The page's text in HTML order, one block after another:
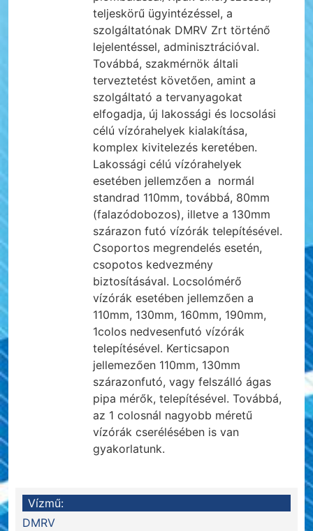
teljeskörű ügyintézéssel, a
szolgáltatónak DMRV Zrt történő
lejelentéssel, adminisztrációval.
Továbbá, szakmérnök általi
terveztetést követően, amint a
szolgáltató a tervanyagokat
elfogadja, új lakossági és locsolási
célú vízórahelyek kialakítása,
komplex kivitelezés keretében.
Lakossági célú vízórahelyek
esetében jellemzően a normál
standrad 110mm, továbbá, 80mm
(falazódobozos), illetve a 130mm
szárazon futó vízórák telepítésével.
Csoportos megrendelés esetén,
csopotos kedvezmény
biztosításával. Locsolómérő
vízórák esetében jellemzően a
110mm, 130mm, 160mm, 190mm,
1colos nedvesenfutó vízórák
telepítésével. Kerticsapon
jellemezően 110mm, 130mm
szárazonfutó, vagy felszálló ágas
pipa mérők, telepítésével. Továbbá,
az 1 colosnál nagyobb méretű
vízórák cserélésében is van
gyakorlatunk.
Vízmű:
DMRV